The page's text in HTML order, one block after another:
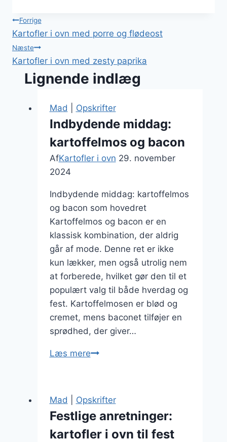
Indlægsnavigation
Forrige
Kartofler i ovn med porre og flødeost
Næste
Kartofler i ovn med zesty paprika
Lignende indlæg
Mad Opskrifter
Indbydende middag:
kartoffelmos og bacon
AfKartofler i ovn 29. november
2024
Indbydende middag: kartoffelmos
og bacon som hovedret
Kartoffelmos og bacon er en
klassisk kombination, der aldrig
går af mode. Denne ret er ikke
kun lækker, men også utrolig nem
at forberede, hvilket gør den til et
populært valg til både hverdag og
fest. Kartoffelmosen er blød og
cremet, mens baconet tilføjer en
sprødhed, der giver…
Læs mereIndbydende
bacon
Mad Opskrifter
Festlige anretninger:
kartofler i ovn til fest